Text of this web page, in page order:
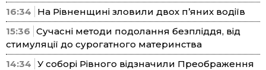
16:34
На Рівненщині зловили двох п’яних водіїв
15:36 Сучасні методи подолання безпліддя, від
стимуляції до сурогатного материнства
14:34 У соборі Рівного відзначили Преображення